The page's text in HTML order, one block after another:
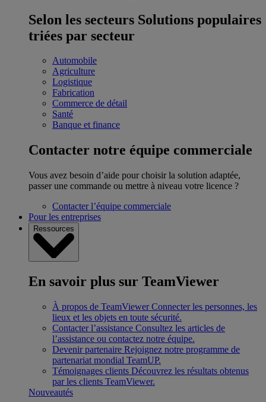
Selon les secteurs Solutions populaires
triées par secteur
Automobile
Agriculture
Logistique
Fabrication
Commerce de détail
Santé
Banque et finance
Contacter notre équipe commerciale
Vous avez besoin d’aide pour choisir la solution adaptée,
passer une commande ou mettre à niveau votre licence ?
Contacter l’équipe commerciale
Pour les entreprises
Ressources
En savoir plus sur TeamViewer
À propos de TeamViewer Connecter les personnes, les
lieux et les objets en toute sécurité.
Contacter l’assistance Consultez les articles de
l’assistance ou contactez notre équipe.
Devenir partenaire Rejoignez notre programme de
partenariat mondial TeamUP.
Témoignages clients Découvrez les résultats obtenus
par les clients TeamViewer.
Nouveautés